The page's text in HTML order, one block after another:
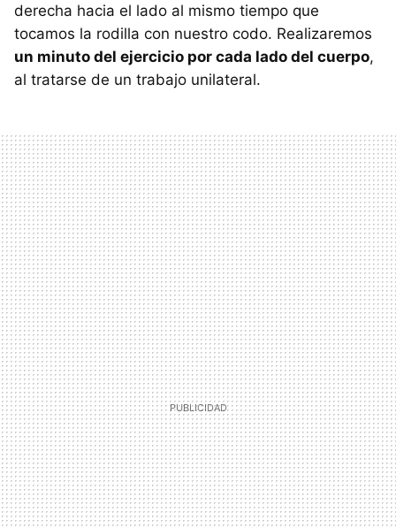
derecha hacia el lado al mismo tiempo que
tocamos la rodilla con nuestro codo. Realizaremos
un minuto del ejercicio por cada lado del cuerpo,
al tratarse de un trabajo unilateral.